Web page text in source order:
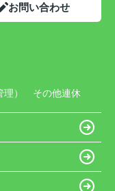
お問い合わせ
理） その他連休